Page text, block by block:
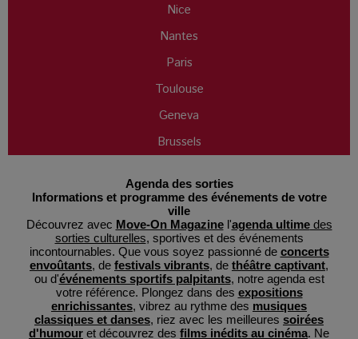
Nice
Nantes
Paris
Toulouse
Geneva
Brussels
Agenda des sorties
Informations et programme des événements de votre
ville
Découvrez avec Move-On Magazinel'agenda ultimedes
sorties culturelles, sportives et des événements
incontournables. Que vous soyez passionné de concerts
envoûtants, de festivals vibrants, de théâtre captivant,
ou d'événements sportifs palpitants, notre agenda est
votre référence. Plongez dans des expositions
enrichissantes, vibrez au rythme des musiques
classiques et danses, riez avec les meilleures soirées
d'humour et découvrez des films inédits au cinéma. Ne